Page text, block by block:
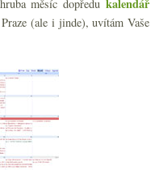
Pin Figeac
Ameriky
Kč v maloobcho...
měsíc dopředukalendář
(ale i jinde), uvítám Vaše